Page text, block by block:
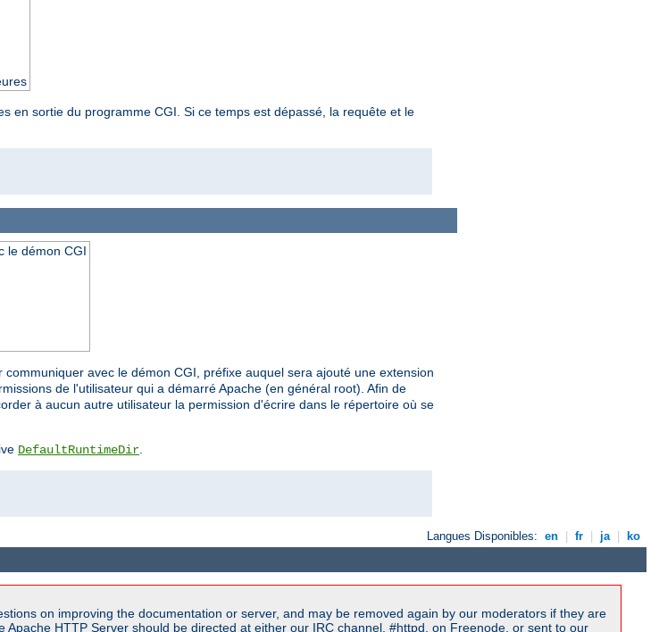
en sortie du programme CGI. Si ce temps est dépassé, la requête et le
le démon CGI
avec le démon CGI, préfixe auquel sera ajouté une extension
de l'utilisateur qui a démarré Apache (en général root). Afin de
à aucun autre utilisateur la permission d'écrire dans le répertoire où se
DefaultRuntimeDir.
Langues Disponibles: en fr ja ko
on improving the documentation or server, and may be removed again by our moderators if they are
HTTP Server should be directed at either our IRC channel, #httpd, on Freenode, or sent to our